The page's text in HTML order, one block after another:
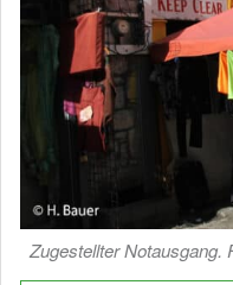
Zugestellter Notausgang.